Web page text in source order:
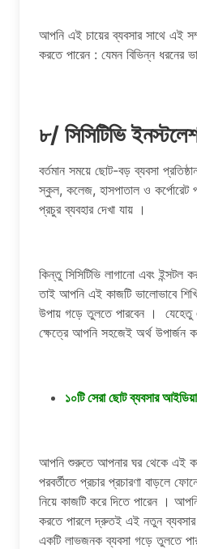
আপনি এই চায়ের ব্যবসার সাথে এই
করতে পারেন : যেমন বিভিন্ন ধরনের
৮/ সিসিটিভি
বর্তমান সময়ে ছোট-বড় ব্যবসা
স্কুল, কলেজ, হাসপাতাল ও কর্পোরেট
প্রচুর ব্যবহার দেখা যায় ।
কিন্তু সিসিটিভি লাগানো এবং ইন্সটল
তাই আপনি এই কাজটি ভালোভাবে
উপায় গড়ে তুলতে পারবেন । যেহেতু
ক্ষেত্রে আপনি সহজেই অর্থ উপার্জন
১০টি সেরা ছোট ব্যবসার
আপনি শুরুতে আপনার ঘর থেকে এই
পরবর্তীতে প্রচার প্রচারণা বাড়লে
নিয়ে কাজটি করে দিতে পারেন ।
করতে পারলে দ্রুতই এই নতুন ব্যবসার
একটি লাভজনক ব্যবসা গড়ে তুলতে